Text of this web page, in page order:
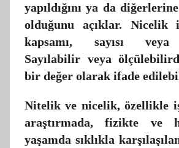
r
a
ı
n
a
n
yapıldığını ya da
olduğunu açıklar. Nicelik
kapsamı, sayısı veya
Sayılabilir veya
bir değer olarak ifade
Nitelik ve nicelik, özellikle
araştırmada, fizikte ve
yaşamda sıklıkla